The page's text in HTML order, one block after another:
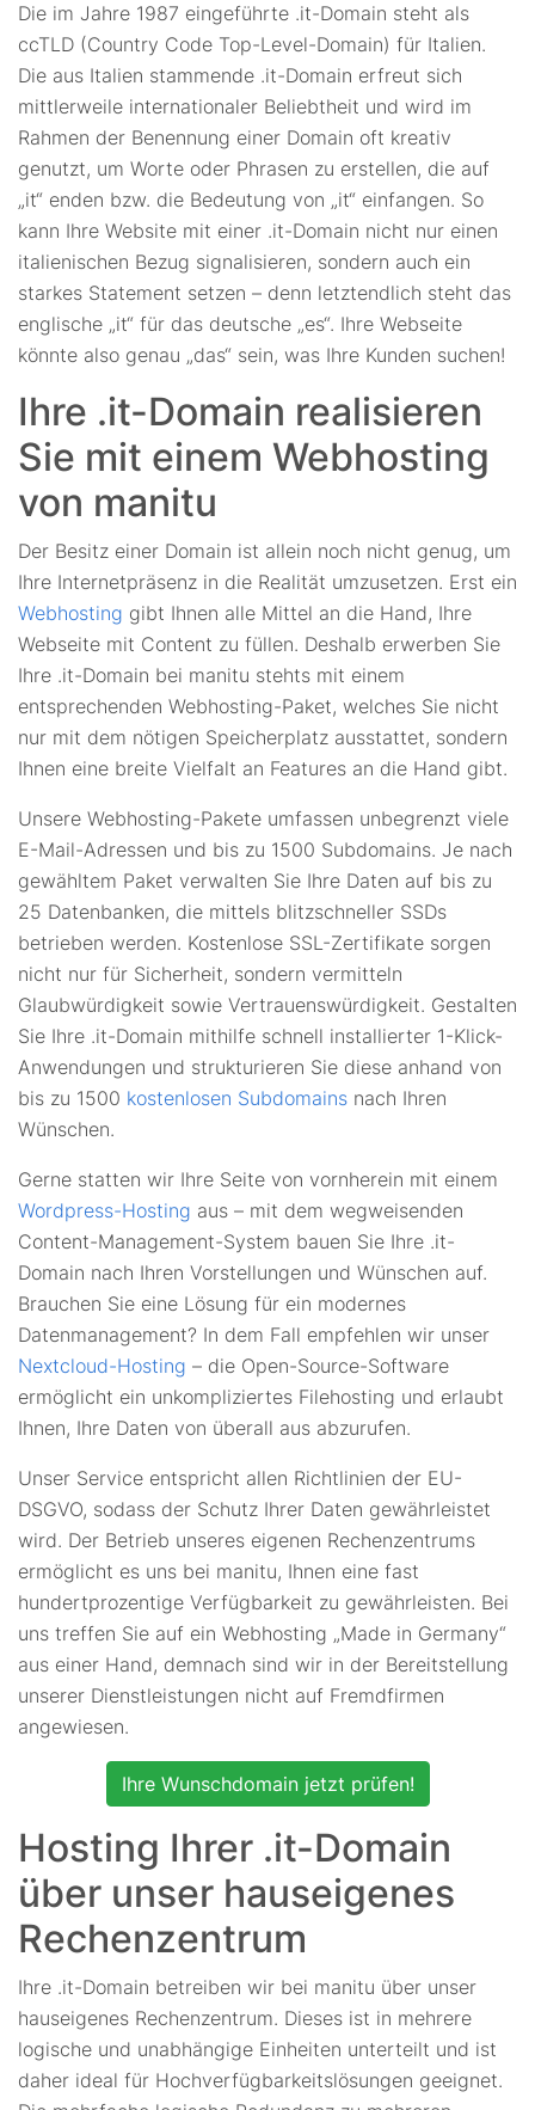
Die im Jahre 1987 eingeführte .it-Domain steht als
ccTLD (Country Code Top-Level-Domain) für Italien.
Die aus Italien stammende .it-Domain erfreut sich
mittlerweile internationaler Beliebtheit und wird im
Rahmen der Benennung einer Domain oft kreativ
genutzt, um Worte oder Phrasen zu erstellen, die auf
„it“ enden bzw. die Bedeutung von „it“ einfangen. So
kann Ihre Website mit einer .it-Domain nicht nur einen
italienischen Bezug signalisieren, sondern auch ein
starkes Statement setzen – denn letztendlich steht das
englische „it“ für das deutsche „es“. Ihre Webseite
könnte also genau „das“ sein, was Ihre Kunden suchen!
Ihre .it-Domain realisieren
Sie mit einem Webhosting
von manitu
Der Besitz einer Domain ist allein noch nicht genug, um
Ihre Internetpräsenz in die Realität umzusetzen. Erst ein
Webhosting gibt Ihnen alle Mittel an die Hand, Ihre
Webseite mit Content zu füllen. Deshalb erwerben Sie
Ihre .it-Domain bei manitu stehts mit einem
entsprechenden Webhosting-Paket, welches Sie nicht
nur mit dem nötigen Speicherplatz ausstattet, sondern
Ihnen eine breite Vielfalt an Features an die Hand gibt.
Unsere Webhosting-Pakete umfassen unbegrenzt viele
E-Mail-Adressen und bis zu 1500 Subdomains. Je nach
gewähltem Paket verwalten Sie Ihre Daten auf bis zu
25 Datenbanken, die mittels blitzschneller SSDs
betrieben werden. Kostenlose SSL-Zertifikate sorgen
nicht nur für Sicherheit, sondern vermitteln
Glaubwürdigkeit sowie Vertrauenswürdigkeit. Gestalten
Sie Ihre .it-Domain mithilfe schnell installierter 1-Klick-
Anwendungen und strukturieren Sie diese anhand von
bis zu 1500 kostenlosen Subdomains nach Ihren
Wünschen.
Gerne statten wir Ihre Seite von vornherein mit einem
Wordpress-Hosting aus – mit dem wegweisenden
Content-Management-System bauen Sie Ihre .it-
Domain nach Ihren Vorstellungen und Wünschen auf.
Brauchen Sie eine Lösung für ein modernes
Datenmanagement? In dem Fall empfehlen wir unser
Nextcloud-Hosting – die Open-Source-Software
ermöglicht ein unkompliziertes Filehosting und erlaubt
Ihnen, Ihre Daten von überall aus abzurufen.
Unser Service entspricht allen Richtlinien der EU-
DSGVO, sodass der Schutz Ihrer Daten gewährleistet
wird. Der Betrieb unseres eigenen Rechenzentrums
ermöglicht es uns bei manitu, Ihnen eine fast
hundertprozentige Verfügbarkeit zu gewährleisten. Bei
uns treffen Sie auf ein Webhosting „Made in Germany“
aus einer Hand, demnach sind wir in der Bereitstellung
unserer Dienstleistungen nicht auf Fremdfirmen
angewiesen.
Ihre Wunschdomain jetzt prüfen!
Hosting Ihrer .it-Domain
über unser hauseigenes
Rechenzentrum
Ihre .it-Domain betreiben wir bei manitu über unser
hauseigenes Rechenzentrum. Dieses ist in mehrere
logische und unabhängige Einheiten unterteilt und ist
daher ideal für Hochverfügbarkeitslösungen geeignet.